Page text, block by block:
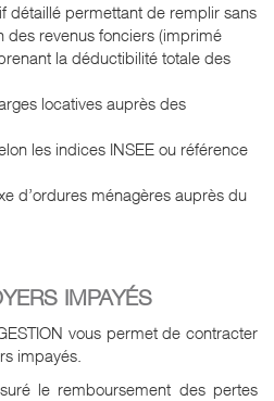
détaillé permettant de remplir sans
des revenus fonciers (imprimé
la déductibilité totale des
locatives auprès des
les indices INSEE ou référence
d’ordures ménagères auprès du
IMPAYÉS
vous permet de contracter
impayés.
le remboursement des pertes